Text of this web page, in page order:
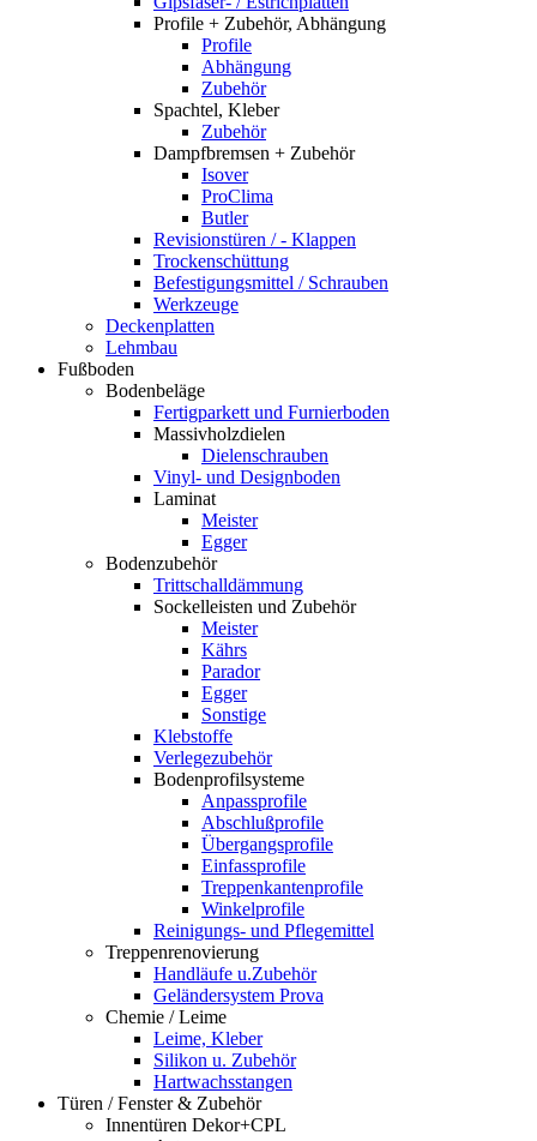
Profile + Zubehör, Abhängung
Profile
Abhängung
Zubehör
Spachtel, Kleber
Zubehör
Dampfbremsen + Zubehör
Isover
ProClima
Butler
Revisionstüren / - Klappen
Trockenschüttung
Befestigungsmittel / Schrauben
Werkzeuge
Deckenplatten
Lehmbau
Fußboden
Bodenbeläge
Fertigparkett und Furnierboden
Massivholzdielen
Dielenschrauben
Vinyl- und Designboden
Laminat
Meister
Egger
Bodenzubehör
Trittschalldämmung
Sockelleisten und Zubehör
Meister
Kährs
Parador
Egger
Sonstige
Klebstoffe
Verlegezubehör
Bodenprofilsysteme
Anpassprofile
Abschlußprofile
Übergangsprofile
Einfassprofile
Treppenkantenprofile
Winkelprofile
Reinigungs- und Pflegemittel
Treppenrenovierung
Handläufe u.Zubehör
Geländersystem Prova
Chemie / Leime
Leime, Kleber
Silikon u. Zubehör
Hartwachsstangen
Türen / Fenster & Zubehör
Innentüren Dekor+CPL